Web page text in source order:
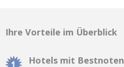
Ihre Vorteile im Überblick
Hotels mit Bestnoten